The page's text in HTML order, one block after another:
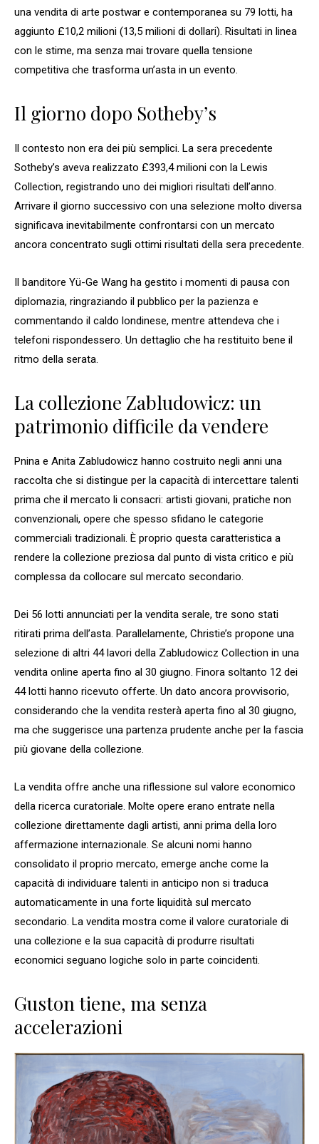
una vendita di arte postwar e contemporanea su 79 lotti, ha
aggiunto £10,2 milioni (13,5 milioni di dollari). Risultati in linea
con le stime, ma senza mai trovare quella tensione
competitiva che trasforma un’asta in un evento.
Il giorno dopo Sotheby’s
Il contesto non era dei più semplici. La sera precedente
Sotheby’s aveva realizzato £393,4 milioni con la Lewis
Collection, registrando uno dei migliori risultati dell’anno.
Arrivare il giorno successivo con una selezione molto diversa
significava inevitabilmente confrontarsi con un mercato
ancora concentrato sugli ottimi risultati della sera precedente.
Il banditore Yü-Ge Wang ha gestito i momenti di pausa con
diplomazia, ringraziando il pubblico per la pazienza e
commentando il caldo londinese, mentre attendeva che i
telefoni rispondessero. Un dettaglio che ha restituito bene il
ritmo della serata.
La collezione Zabludowicz: un
patrimonio difficile da vendere
Pnina e Anita Zabludowicz hanno costruito negli anni una
raccolta che si distingue per la capacità di intercettare talenti
prima che il mercato li consacri: artisti giovani, pratiche non
convenzionali, opere che spesso sfidano le categorie
commerciali tradizionali. È proprio questa caratteristica a
rendere la collezione preziosa dal punto di vista critico e più
complessa da collocare sul mercato secondario.
Dei 56 lotti annunciati per la vendita serale, tre sono stati
ritirati prima dell’asta. Parallelamente, Christie’s propone una
selezione di altri 44 lavori della Zabludowicz Collection in una
vendita online aperta fino al 30 giugno. Finora soltanto 12 dei
44 lotti hanno ricevuto offerte. Un dato ancora provvisorio,
considerando che la vendita resterà aperta fino al 30 giugno,
ma che suggerisce una partenza prudente anche per la fascia
più giovane della collezione.
La vendita offre anche una riflessione sul valore economico
della ricerca curatoriale. Molte opere erano entrate nella
collezione direttamente dagli artisti, anni prima della loro
affermazione internazionale. Se alcuni nomi hanno
consolidato il proprio mercato, emerge anche come la
capacità di individuare talenti in anticipo non si traduca
automaticamente in una forte liquidità sul mercato
secondario. La vendita mostra come il valore curatoriale di
una collezione e la sua capacità di produrre risultati
economici seguano logiche solo in parte coincidenti.
Guston tiene, ma senza
accelerazioni